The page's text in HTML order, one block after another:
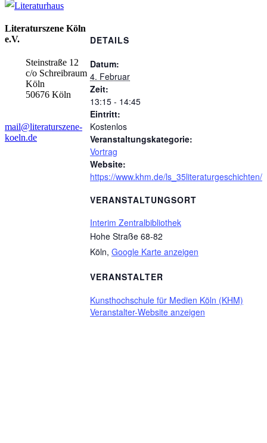
DETAILS
Datum:
4. Februar
Zeit:
13:15 - 14:45
Eintritt:
Kostenlos
Veranstaltungskategorie:
Vortrag
Website:
https://www.khm.de/ls_35literaturgeschichten/
VERANSTALTUNGSORT
Interim Zentralbibliothek
Hohe Straße 68-82
Köln, Google Karte anzeigen
VERANSTALTER
Kunsthochschule für Medien Köln (KHM)
Veranstalter-Website anzeigen
Literaturszene Köln
e.V.
Steinstraße 12
c/o Schreibraum
Köln
50676 Köln
mail@literaturszene-
koeln.de